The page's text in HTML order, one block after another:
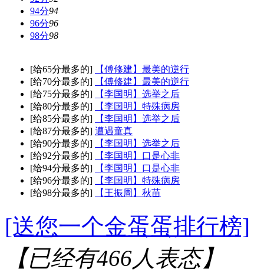
94分94
96分96
98分98
[给65分最多的]
【傅修建】最美的逆行
[给70分最多的]
【傅修建】最美的逆行
[给75分最多的]
【李国明】选举之后
[给80分最多的]
【李国明】特殊病房
[给85分最多的]
【李国明】选举之后
[给87分最多的] 遭遇童真
[给90分最多的]
【李国明】选举之后
[给92分最多的]
【李国明】口是心非
[给94分最多的]
【李国明】口是心非
[给96分最多的]
【李国明】特殊病房
[给98分最多的]
【王振周】秋苗
[送您一个金蛋蛋排行榜]
【已经有466人表态】